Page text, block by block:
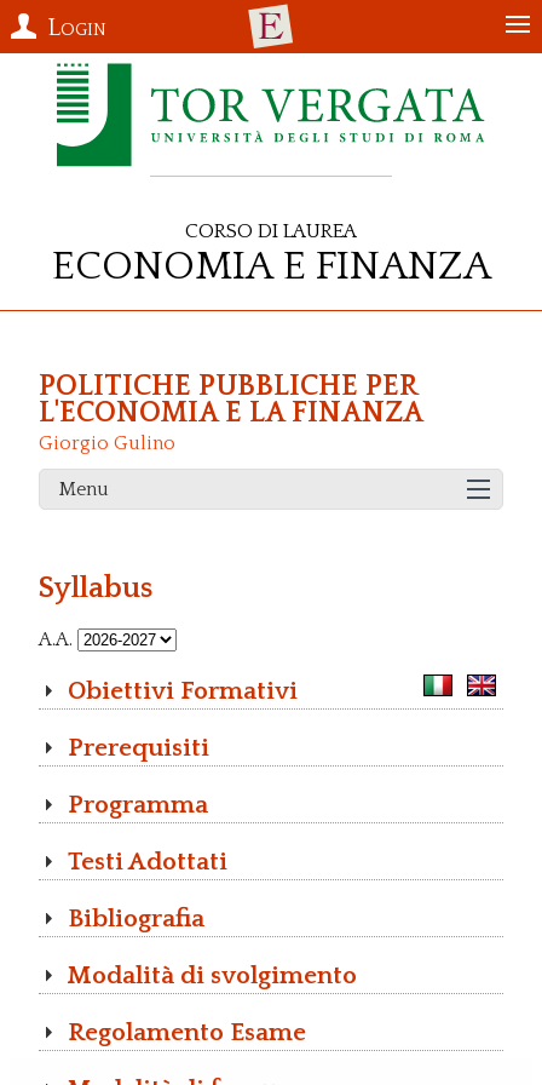
Login
Corso di Laurea
Economia e Finanza
POLITICHE PUBBLICHE PER
L'ECONOMIA E LA FINANZA
Giorgio Gulino
Menu
Syllabus
A.A.
Obiettivi Formativi
Prerequisiti
Programma
Testi Adottati
Bibliografia
Modalità di svolgimento
Regolamento Esame